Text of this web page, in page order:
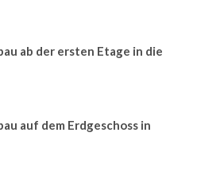
ab der ersten Etage in die
auf dem Erdgeschoss in